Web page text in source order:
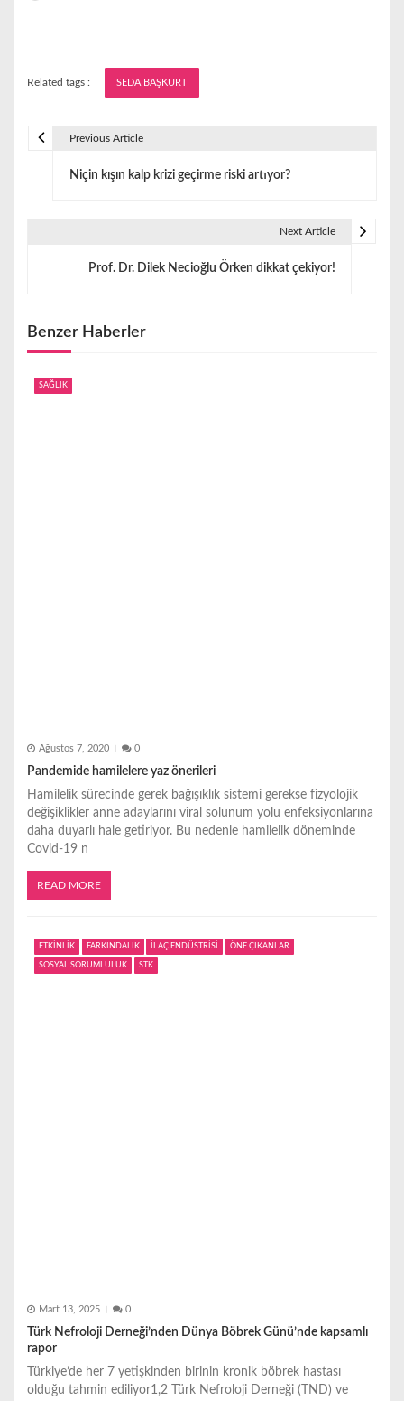
Related tags : SEDA BAŞKURT
z
Previous Article
Niçin kışın kalp krizi geçirme riski artıyor?
Next Article
Prof. Dr. Dilek Necioğlu Örken dikkat çekiyor!
Benzer Haberler
SAĞLIK
Ağustos 7, 2020 0
Pandemide hamilelere yaz önerileri
Hamilelik sürecinde gerek bağışıklık sistemi gerekse fizyolojik
değişiklikler anne adaylarını viral solunum yolu enfeksiyonlarına
daha duyarlı hale getiriyor. Bu nedenle hamilelik döneminde
Covid-19 n
READ MORE
ETKİNLİK FARKINDALIK İLAÇ ENDÜSTRİSİ ÖNE ÇIKANLAR
SOSYAL SORUMLULUK STK
Mart 13, 2025 0
Türk Nefroloji Derneği’nden Dünya Böbrek Günü’nde kapsamlı
rapor
Türkiye’de her 7 yetişkinden birinin kronik böbrek hastası
olduğu tahmin ediliyor1,2 Türk Nefroloji Derneği (TND) ve